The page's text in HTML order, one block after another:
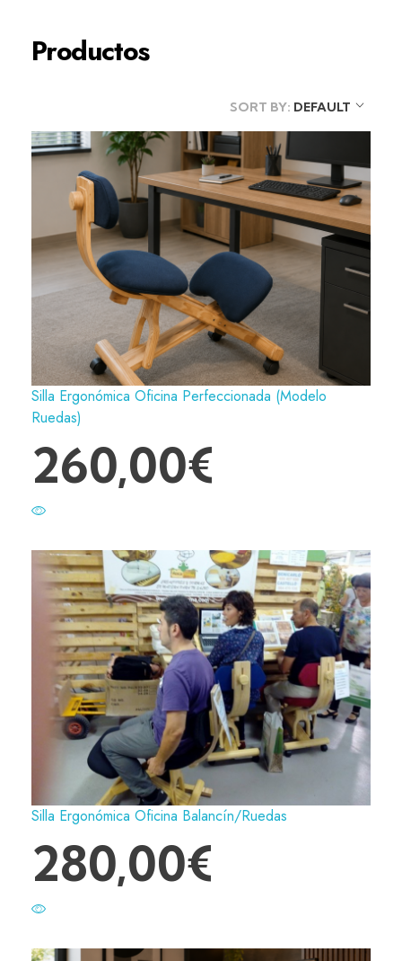
Productos
SORT BY: DEFAULT
Silla Ergonómica Oficina Perfeccionada (Modelo
Ruedas)
260,00€
Silla Ergonómica Oficina Balancín/Ruedas
280,00€